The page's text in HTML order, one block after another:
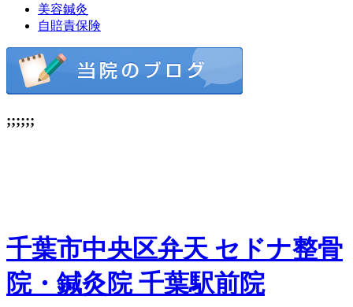
美容鍼灸
自賠責保険
;;;;;;
千葉市中央区弁天 セドナ整骨
院・鍼灸院 千葉駅前院